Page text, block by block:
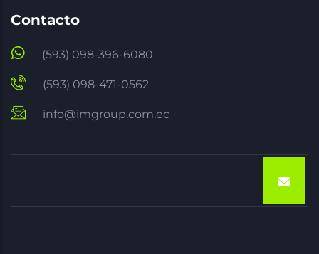
Contacto
(593) 098-396-6080
(593) 098-471-0562
info@imgroup.com.ec